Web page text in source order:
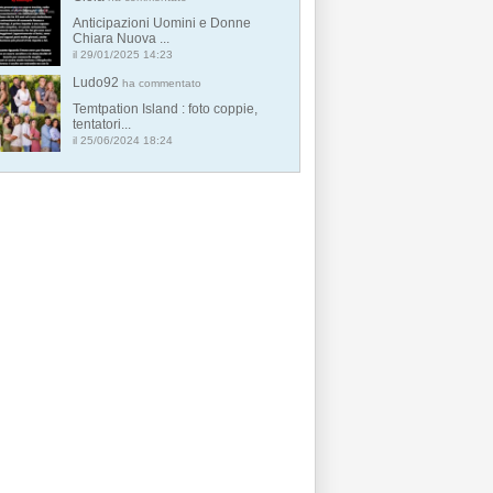
Anticipazioni Uomini e Donne
Chiara Nuova ...
il 29/01/2025 14:23
Ludo92 ha commentato
Temtpation Island : foto coppie,
tentatori...
il 25/06/2024 18:24